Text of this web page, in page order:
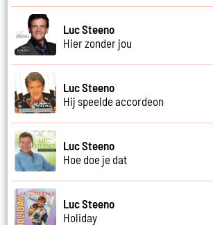
Luc Steeno
Hier zonder jou
Luc Steeno
Hij speelde accordeon
Luc Steeno
Hoe doe je dat
Luc Steeno
Holiday